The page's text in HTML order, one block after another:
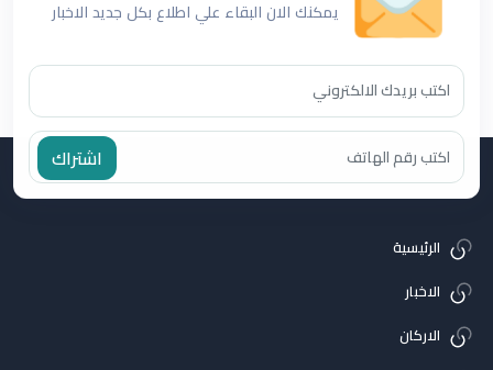
يمكنك الان البقاء علي اطلاع بكل جديد الاخبار
اشتراك
الرئيسية
الاخبار
الاركان